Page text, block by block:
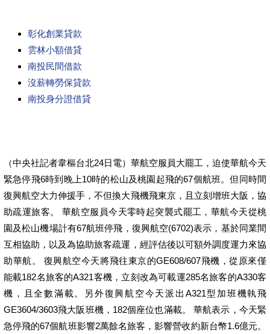
彰化創業貸款
雲林小額借貸
南投民間借款
沒薪轉勞保貸款
南投身分證借貸
（中央社記者韋樞台北24日電）華航空服員大罷工，迫使華航今天
緊急停飛6時到晚上10時的松山及桃園起飛的67個航班。但同時間
復興航空大力伸援手，不但換大飛機飛東京，且立刻增班大阪，協
助疏運旅客。 華航空服員今天零時起突襲式罷工，華航今天從桃
園及松山機場計有67航班停飛，復興航空(6702)表示，基於同業間
互相協助，以及為協助旅客疏運，經評估後以可額外調度運力來協
助華航。 復興航空今天將飛往東京的GE608/607飛機，從原來僅
能載182名旅客的A321客機，立刻改為可載運285名旅客的A330客
機，且全數滿載。另外復興航空今天派出A321型加班機執飛
GE3604/3603飛大阪班機，182個座位也滿載。 華航表示，今天緊
急停飛的67個航班影響2萬餘名旅客，影響營收約新台幣1.6億元。